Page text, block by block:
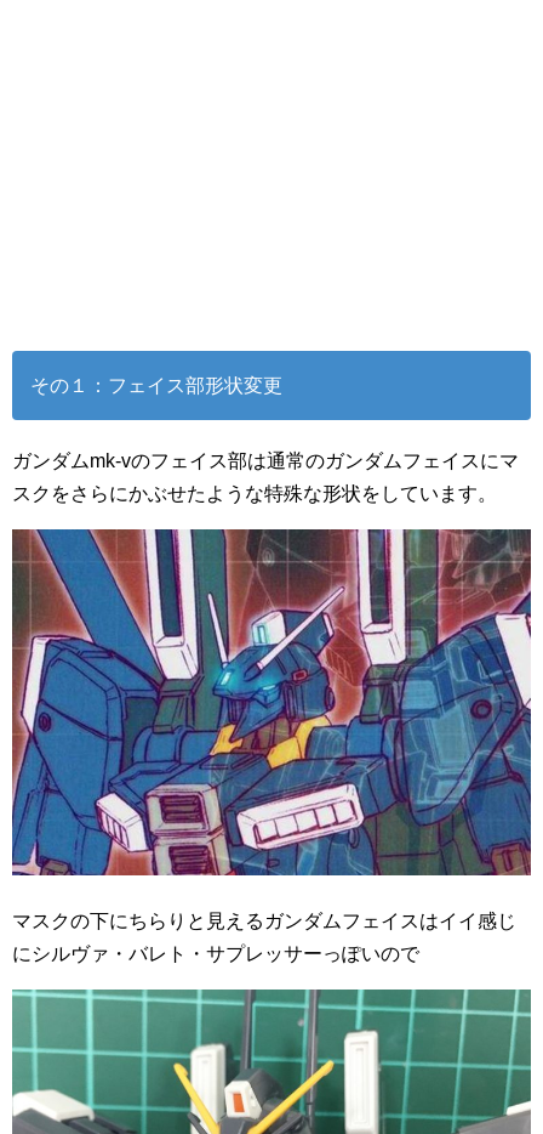
その１：フェイス部形状変更
ガンダムmk-vのフェイス部は通常のガンダムフェイスにマ
スクをさらにかぶせたような特殊な形状をしています。
マスクの下にちらりと見えるガンダムフェイスはイイ感じ
にシルヴァ・バレト・サプレッサーっぽいので